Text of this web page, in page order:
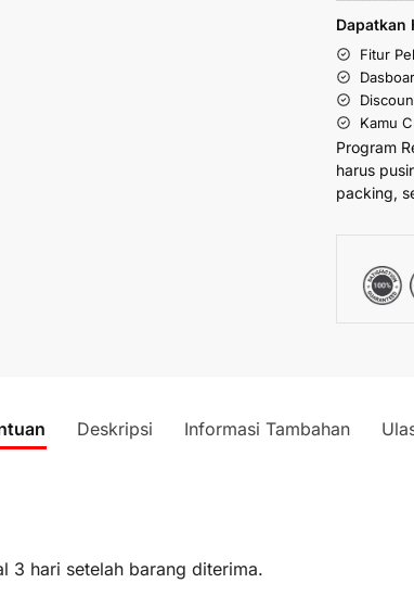
Dapatkan
Fitur
Kamu
Program
harus
packing,
Deskripsi Informasi Tambahan
3 hari setelah barang diterima.